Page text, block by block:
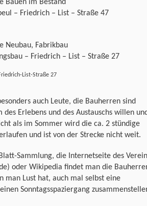
Bauen im Bestand
– Friedrich – List – Straße 47
Neubau, Fabrikbau
– Friedrich – List – Straße 27
List-Straße 27
auch Leute, die Bauherren sind
Erlebens und des Austauschs willen
als im Sommer wird die ca. 2 stündige
und ist von der Strecke nicht weit.
Sammlung, die Internetseite des
oder Wikipedia findet man die
man Lust hat, auch mal selbst eine
Sonntagsspaziergang